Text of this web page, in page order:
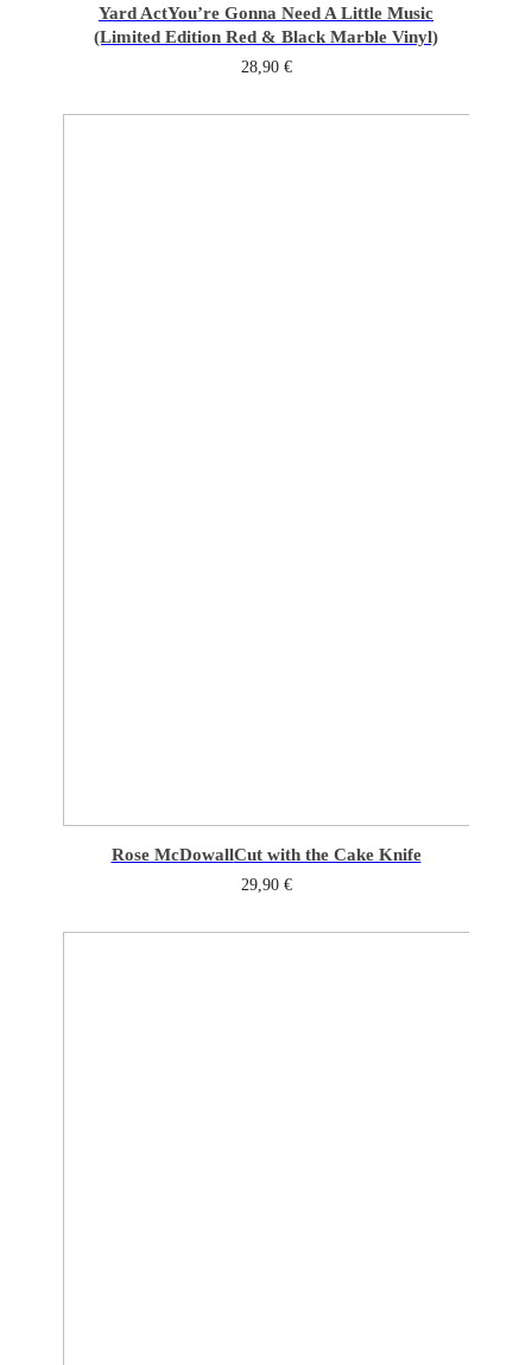
Yard ActYou’re Gonna Need A Little Music
(Limited Edition Red & Black Marble Vinyl)
28,90 €
Rose McDowallCut with the Cake Knife
29,90 €